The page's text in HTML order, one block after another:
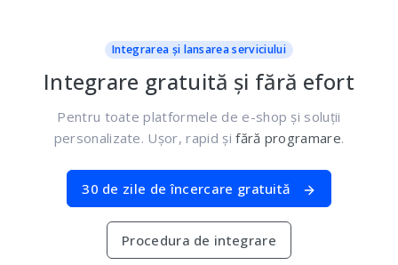
Integrarea și lansarea serviciului
Integrare gratuită și fără efort
Pentru toate platformele de e-shop și soluții
personalizate. Ușor, rapid șifără programare.
30 de zile de încercare gratuită
Procedura de integrare